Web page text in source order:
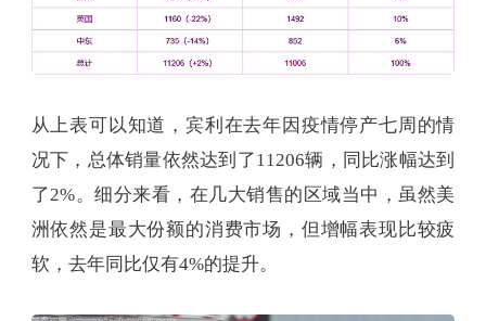
从上表可以知道，宾利在去年因疫情停产七周的情
况下，总体销量依然达到了11206辆，同比涨幅达到
了2%。细分来看，在几大销售的区域当中，虽然美
洲依然是最大份额的消费市场，但增幅表现比较疲
软，去年同比仅有4%的提升。